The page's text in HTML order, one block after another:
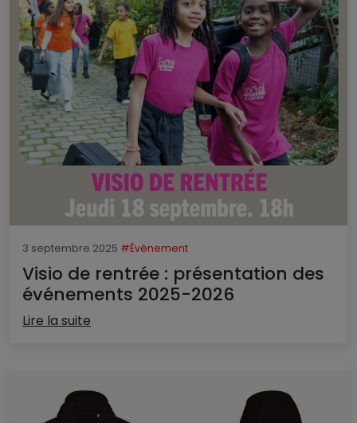
3 septembre 2025 #Évènement
Visio de rentrée : présentation des
événements 2025-2026
Lire la suite